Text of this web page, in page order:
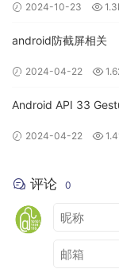
fontColor:
Card(
modifier =
) {
Text(text =
or)
}
}
}
2024-10-23
android防截屏相关
2024-04-22
Android API 33 GestureDetector.OnGestureListener 覆写崩溃问
2024-04-22
评论 0